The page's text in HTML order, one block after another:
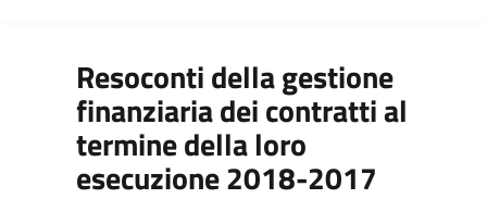
Resoconti della gestione
finanziaria dei contratti al
termine della loro
esecuzione 2018-2017